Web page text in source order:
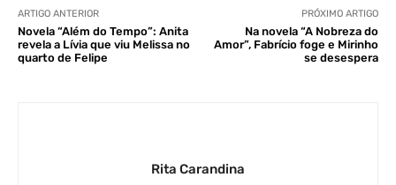
ARTIGO ANTERIOR
Novela “Além do Tempo”: Anita
revela a Lívia que viu Melissa no
quarto de Felipe
PRÓXIMO ARTIGO
Na novela “A Nobreza do
Amor”, Fabrício foge e Mirinho
se desespera
Rita Carandina